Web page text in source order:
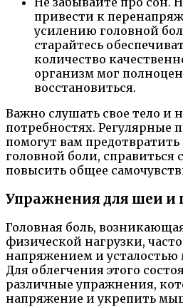
привести к
усилению головной
старайтесь
количество
организм мог
восстановиться.
Важно слушать свое тело и
потребностях. Регулярные
помогут вам
головной боли, справиться
повысить общее
Упражнения для шеи и
Головная боль,
физической нагрузки, часто
напряжением и
Для облегчения этого
различные упражнения,
напряжение и укрепить